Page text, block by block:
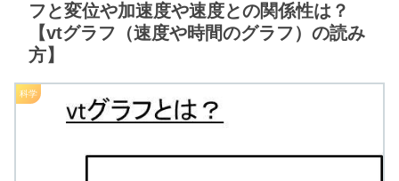
フと変位や加速度や速度との関係性は？
【vtグラフ（速度や時間のグラフ）の読み
方】
科学